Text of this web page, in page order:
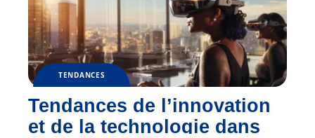
TENDANCES
Tendances de l’innovation
et de la technologie dans